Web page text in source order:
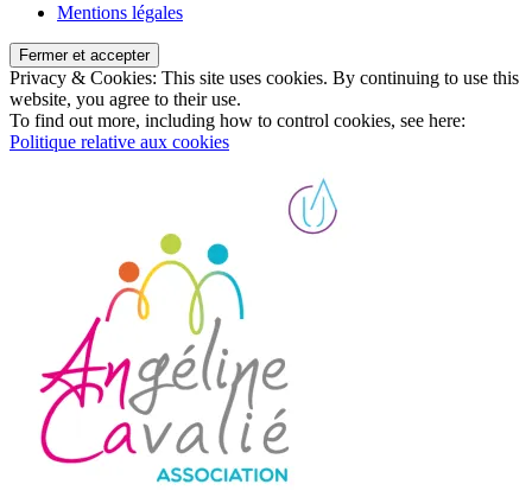
Mentions légales
Privacy & Cookies: This site uses cookies. By continuing to use this
website, you agree to their use.
To find out more, including how to control cookies, see here:
Politique relative aux cookies